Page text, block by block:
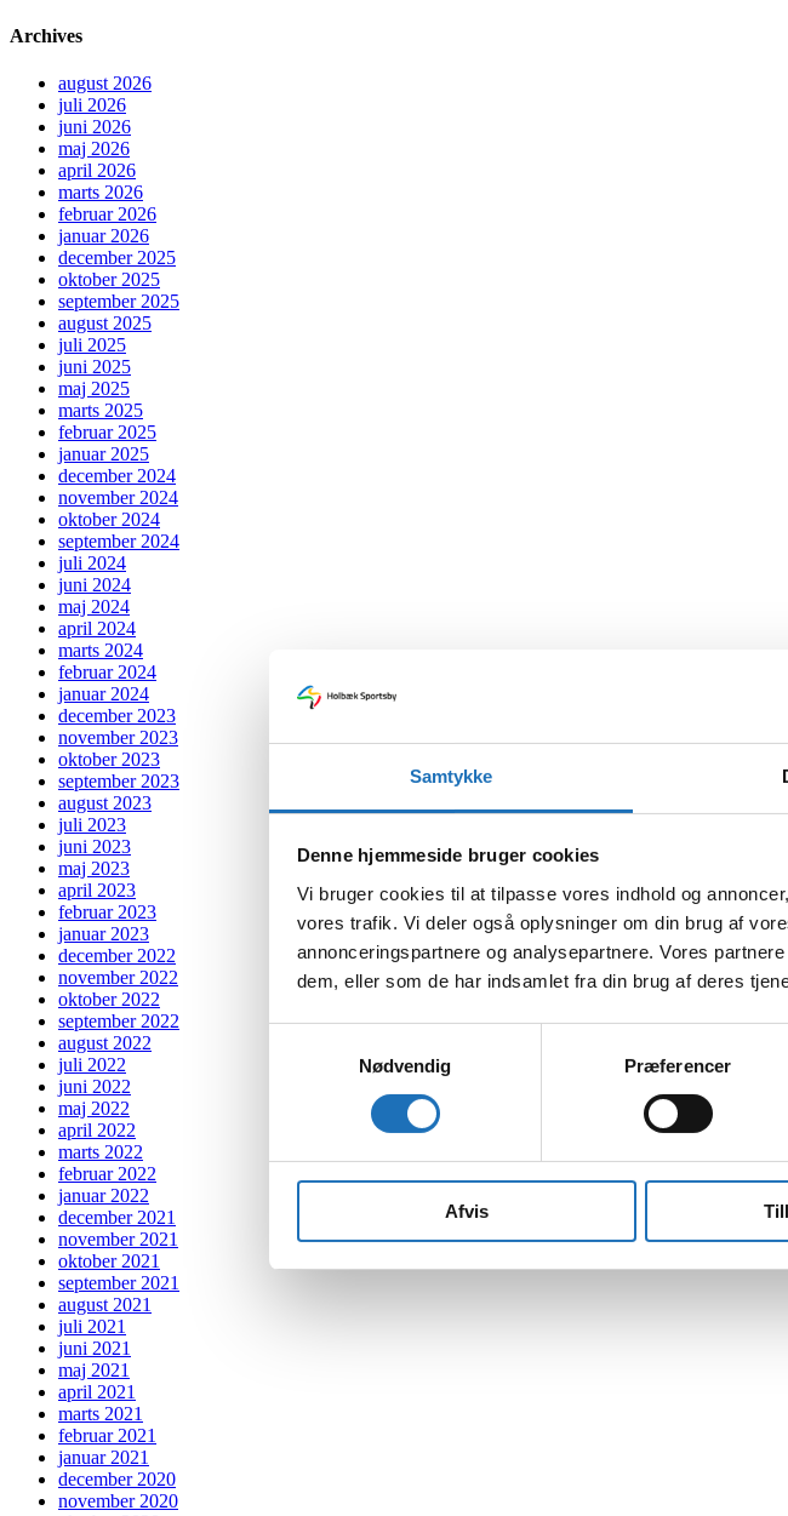
Samtykke
Denne hjemmeside bruger cookies
Vi bruger cookies til at tilpasse vores indhold og
vores trafik. Vi deler også oplysninger om din brug af
annonceringspartnere og analysepartnere. Vores
dem, eller som de har indsamlet fra din brug af deres
Nødvendig
Præferencer
Afvis
Archives
august 2026
juli 2026
juni 2026
maj 2026
april 2026
marts 2026
februar 2026
januar 2026
december 2025
oktober 2025
september 2025
august 2025
juli 2025
juni 2025
maj 2025
marts 2025
februar 2025
januar 2025
december 2024
november 2024
oktober 2024
september 2024
juli 2024
juni 2024
maj 2024
april 2024
marts 2024
februar 2024
januar 2024
december 2023
november 2023
oktober 2023
september 2023
august 2023
juli 2023
juni 2023
maj 2023
april 2023
februar 2023
januar 2023
december 2022
november 2022
oktober 2022
september 2022
august 2022
juli 2022
juni 2022
maj 2022
april 2022
marts 2022
februar 2022
januar 2022
december 2021
november 2021
oktober 2021
september 2021
august 2021
juli 2021
juni 2021
maj 2021
april 2021
marts 2021
februar 2021
januar 2021
december 2020
november 2020